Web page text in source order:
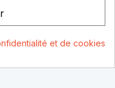
par :
et de cookies